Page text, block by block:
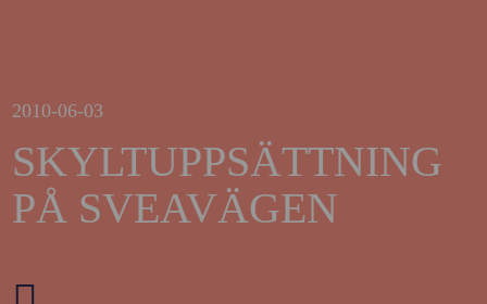
2010-06-03
SKYLTUPPSÄTTNING
PÅ SVEAVÄGEN